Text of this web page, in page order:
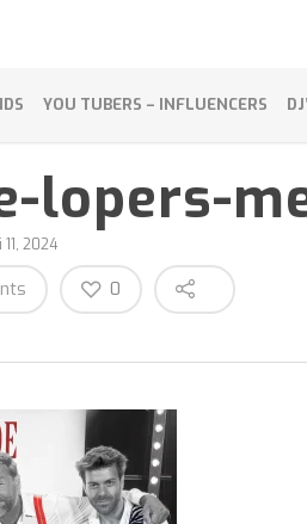
YOU TUBERS – INFLUENCERS
lopers-
11, 2024
0